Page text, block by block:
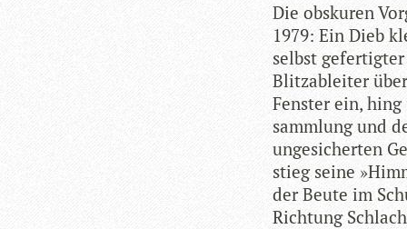
Die obsku­ren
1979: Ein Dieb
selbst
Blitz­ab­lei­ter
Fens­ter ein,
samm­lung und
unge­si­cher­ten
stieg seine
der Beute im
Rich­tung